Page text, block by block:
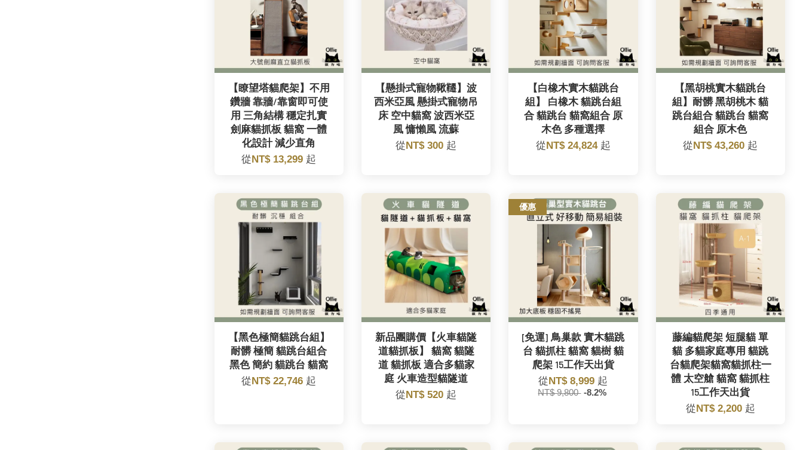
【瞭望塔貓爬架】不用
鑽牆 靠牆/靠窗即可使
用 三角結構 穩定扎實
劍麻貓抓板 貓窩 一體
化設計 減少直角
從NT$ 13,299 起
【懸掛式寵物鞦韆】波
西米亞風 懸掛式寵物吊
床 空中貓窩 波西米亞
風 慵懶風 流蘇
從NT$ 300 起
【白橡木實木貓跳台
組】 白橡木 貓跳台組
合 貓跳台 貓窩組合 原
木色 多種選擇
從NT$ 24,824 起
【黑胡桃實木貓跳台
組】耐髒 黑胡桃木 貓
跳台組合 貓跳台 貓窩
組合 原木色
從NT$ 43,260 起
【黑色極簡貓跳台組】
耐髒 極簡 貓跳台組合
黑色 簡約 貓跳台 貓窩
從NT$ 22,746 起
新品團購價【火車貓隧
道貓抓板】 貓窩 貓隧
道 貓抓板 適合多貓家
庭 火車造型貓隧道
從NT$ 520 起
優惠
[免運] 鳥巢款 實木貓跳
台 貓抓柱 貓窩 貓樹 貓
爬架 15工作天出貨
從NT$ 8,999 起
NT$ 9,800 -8.2%
藤編貓爬架 短腿貓 單
貓 多貓家庭專用 貓跳
台貓爬架貓窩貓抓柱一
體 太空艙 貓窩 貓抓柱
15工作天出貨
從NT$ 2,200 起